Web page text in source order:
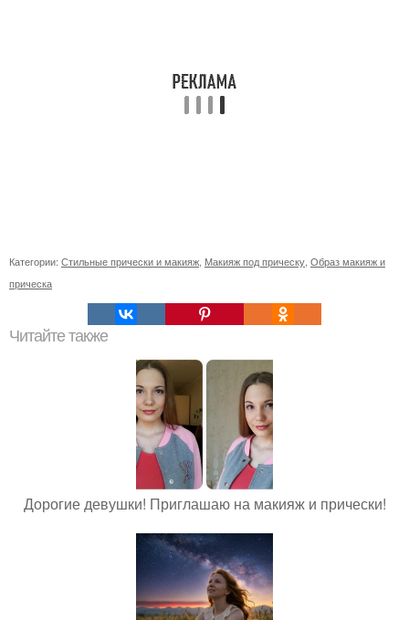
Категории: Стильные прически и макияж Макияж под прическу Образ макияж и
прическа
Читайте также
Дорогие девушки! Приглашаю на макияж и прически!